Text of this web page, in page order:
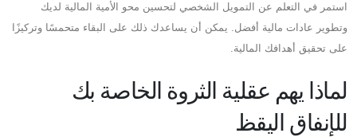
استمر في التعلم عن التمويل الشخصي لتحسين محو الأمية المالية لديك
وتطوير عادات مالية أفضل. يمكن أن يساعدك ذلك على البقاء متحمسًا وتركيزًا
على تحقيق أهدافك المالية.
لماذا يهم عقلية الثروة الخاصة بك
للإنفاق اليقظ